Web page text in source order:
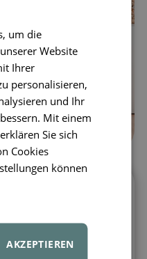
kreative
mit dem
& Peach Base
um die
Website
Ihrer
personalisieren,
und Ihr
Mit einem
Sie sich
Cookies
können
AKZEPTIEREN